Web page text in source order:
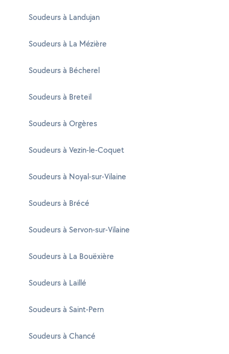
Soudeurs à Landujan
Soudeurs à La Mézière
Soudeurs à Bécherel
Soudeurs à Breteil
Soudeurs à Orgères
Soudeurs à Vezin-le-Coquet
Soudeurs à Noyal-sur-Vilaine
Soudeurs à Brécé
Soudeurs à Servon-sur-Vilaine
Soudeurs à La Bouëxière
Soudeurs à Laillé
Soudeurs à Saint-Pern
Soudeurs à Chancé